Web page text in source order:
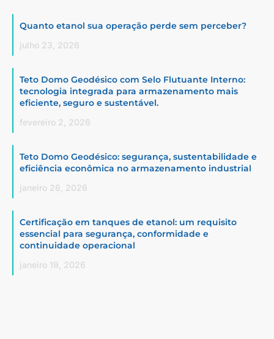
Quanto etanol sua operação perde sem perceber?
julho 23, 2026
Teto Domo Geodésico com Selo Flutuante Interno:
tecnologia integrada para armazenamento mais
eficiente, seguro e sustentável.
fevereiro 2, 2026
Teto Domo Geodésico: segurança, sustentabilidade e
eficiência econômica no armazenamento industrial
janeiro 26, 2026
Certificação em tanques de etanol: um requisito
essencial para segurança, conformidade e
continuidade operacional
janeiro 19, 2026